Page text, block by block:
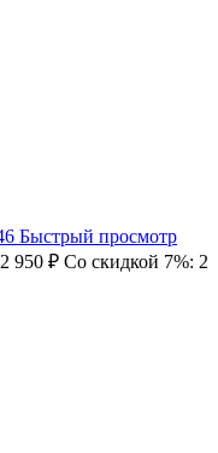
Быстрый просмотр
2 950 ₽ Со скидкой 7%: 2